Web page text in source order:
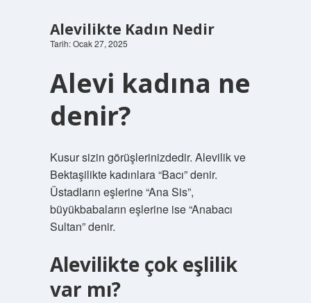
Alevilikte Kadın Nedir
Tarih: Ocak 27, 2025
Alevi kadına ne
denir?
Kusur sizin görüşlerinizdedir. Alevilik ve
Bektaşilikte kadınlara “Bacı” denir.
Üstadların eşlerine “Ana Sis”,
büyükbabaların eşlerine ise “Anabacı
Sultan” denir.
Alevilikte çok eşlilik
var mı?